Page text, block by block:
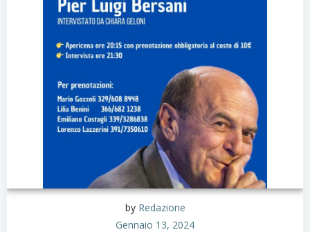
by Redazione
Gennaio 13, 2024